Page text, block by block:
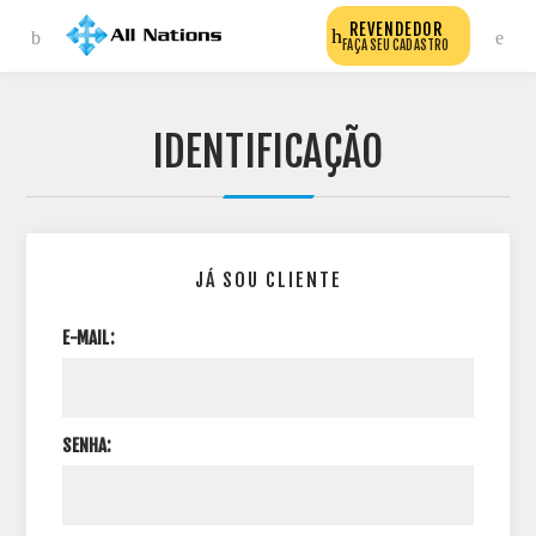
REVENDEDOR
FAÇA SEU CADASTRO
IDENTIFICAÇÃO
JÁ SOU CLIENTE
E-MAIL:
SENHA: